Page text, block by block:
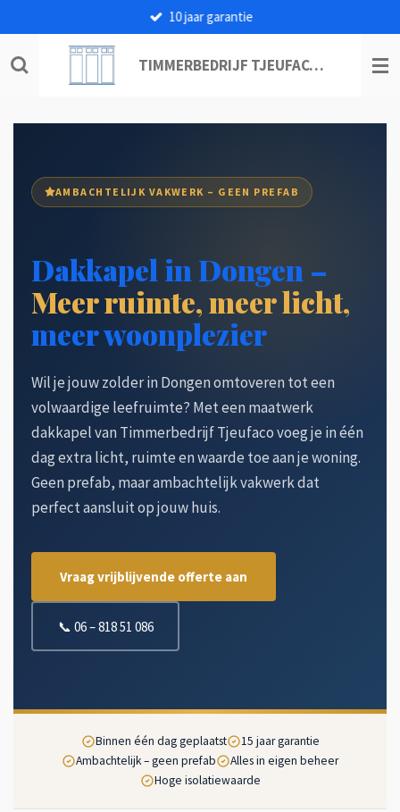
naar
TIMMERBEDRIJF TJEUFACO B.V.
10 jaar garantie
AMBACHTELIJK VAKWERK – GEEN PREFAB
Dakkapel in Dongen –
Meer ruimte, meer licht,
meer woonplezier
Wil je jouw zolder in Dongen omtoveren tot een
volwaardige leefruimte? Met een maatwerk
dakkapel van Timmerbedrijf Tjeufaco voeg je in één
dag extra licht, ruimte en waarde toe aan je woning.
Geen prefab, maar ambachtelijk vakwerk dat
perfect aansluit op jouw huis.
Vraag vrijblijvende offerte aan
📞 06 – 818 51 086
Binnen één dag geplaatst
15 jaar garantie
Ambachtelijk – geen prefab
Alles in eigen beheer
Hoge isolatiewaarde